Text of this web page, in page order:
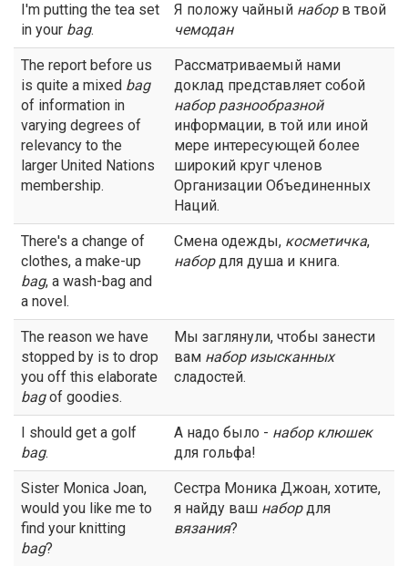
I'm putting the tea set
in your bag.
Я положу чайный наборв твой
чемодан
The report before us
is quite a mixed bag
of information in
varying degrees of
relevancy to the
larger United Nations
membership.
Рассматриваемый нами
доклад представляет собой
наборразнообразной
информации, в той или иной
мере интересующей более
широкий круг членов
Организации Объединенных
Наций.
There's a change of
clothes, a make-up
bag, a wash-bag and
a novel.
Смена одежды, косметичка,
набордля душа и книга.
The reason we have
stopped by is to drop
you off this elaborate
bagof goodies.
Мы заглянули, чтобы занести
вам наборизысканных
сладостей.
I should get a golf
bag.
А надо было - набор клюшек
для гольфа!
Sister Monica Joan,
would you like me to
find your knitting
bag?
Сестра Моника Джоан, хотите,
я найду ваш набордля
вязания?